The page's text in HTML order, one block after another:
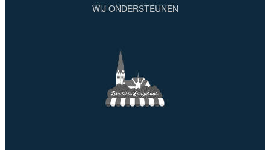
WIJ ONDERSTEUNEN